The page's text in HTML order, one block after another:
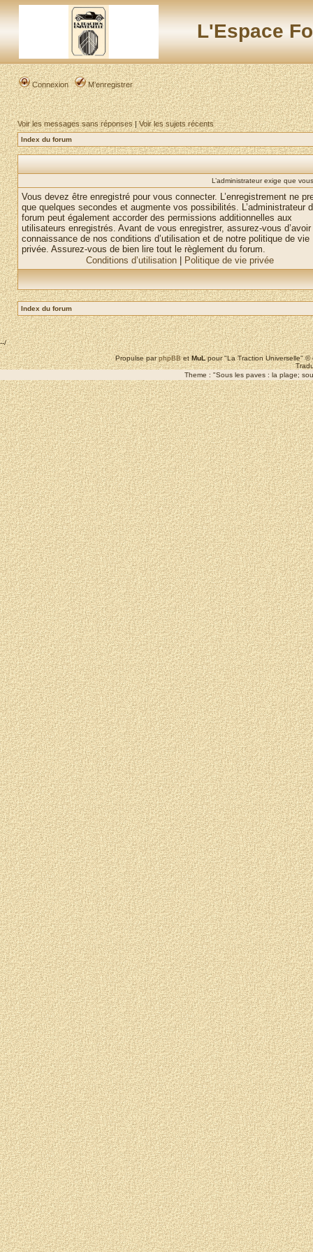
L'Espace
Connexion M’enregistrer
Voir les messages sans réponses|Voir les sujets récents
Index du forum
L’administrateur exige que
Vous devez être enregistré pour vous connecter. L’enregistrement ne
que quelques secondes et augmente vos possibilités. L’administrateur
forum peut également accorder des permissions additionnelles aux
utilisateurs enregistrés. Avant de vous enregistrer, assurez-vous
connaissance de nos conditions d’utilisation et de notre politique de vie
privée. Assurez-vous de bien lire tout le règlement du forum.
Conditions d’utilisation
Politique de vie privée
Index du forum
--/
Propulse parphpBBetMuLpour "La Traction Universelle"
Theme : "Sous les paves : la plage;